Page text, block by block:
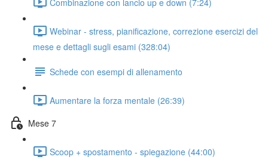
Webinar - stress, pianificazione, correzione esercizi del
mese e dettagli sugli esami (328:04)
Schede con esempi di allenamento
Aumentare la forza mentale (26:39)
Mese 7
Scoop + spostamento - spiegazione (44:00)